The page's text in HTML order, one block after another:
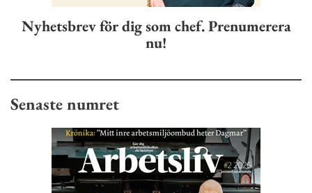
Nyhetsbrev för dig som chef. Prenumerera
nu!
Senaste numret